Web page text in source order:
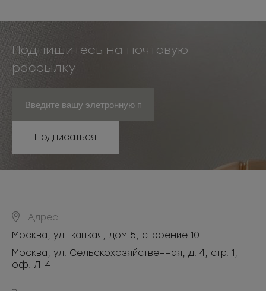
Подпишитесь на почтовую
рассылку
Подписаться
Адрес:
Москва, ул.Ткацкая, дом 5, строение 10
Москва, ул. Сельскохозяйственная, д. 4, стр. 1,
оф. Л-4